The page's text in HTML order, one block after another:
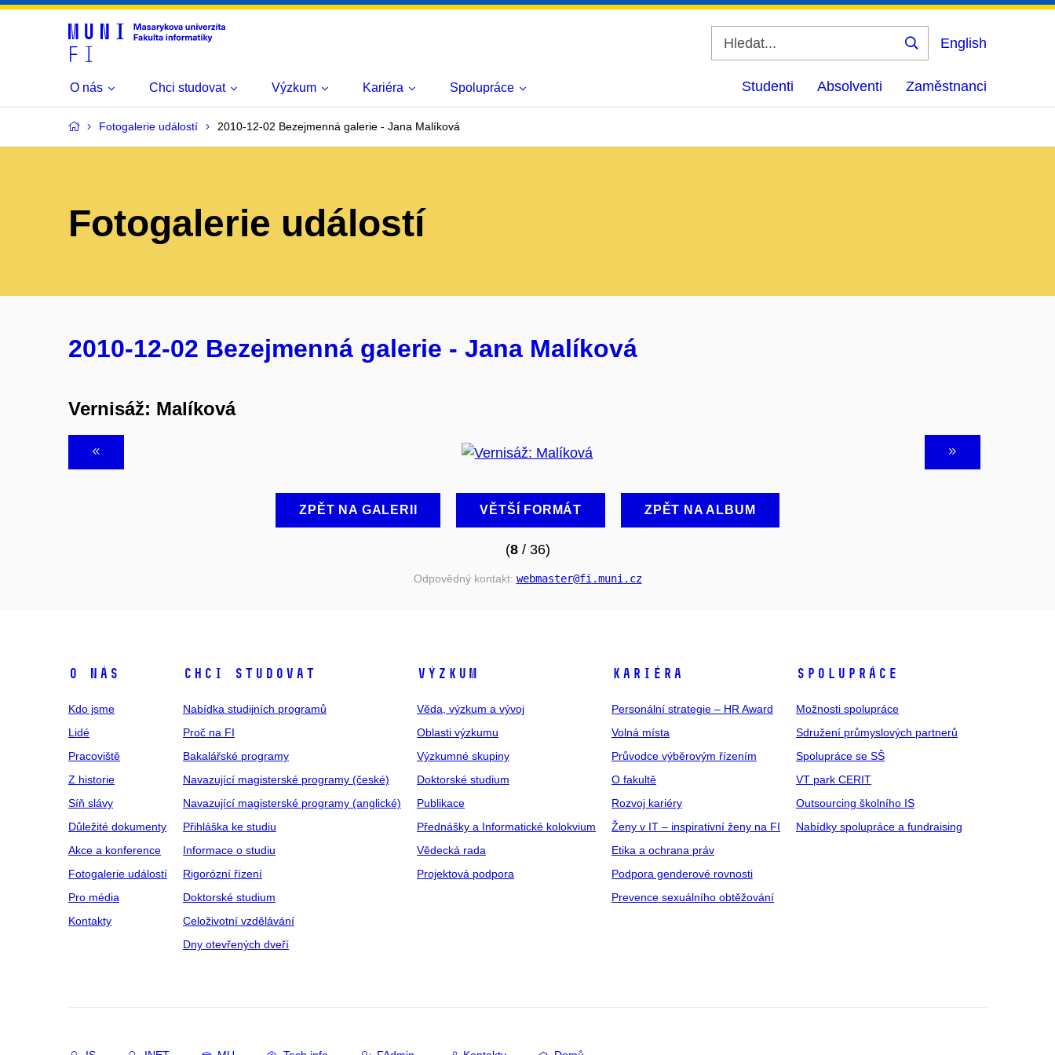
Vyhledat
English
O nás Chci studovat Výzkum Kariéra Spolupráce Studenti Absolventi Zaměstnanci
Fotogalerie událostí 2010-12-02 Bezejmenná galerie - Jana Malíková
Fotogalerie událostí
2010-12-02 Bezejmenná galerie - Jana Malíková
Vernisáž: Malíková
ZPĚT NA GALERII VĚTŠÍ FORMÁT ZPĚT NA ALBUM
(8/ 36)
Odpovědný kontakt: webmaster@fi .muni .cz
O NÁS
Kdo jsme
Lidé
Pracoviště
Z historie
Síň slávy
Důležité dokumenty
Akce a konference
Fotogalerie událostí
Pro média
Kontakty
CHCI STUDOVAT
Nabídka studijních programů
Proč na FI
Bakalářské programy
Navazující magisterské programy (české)
Navazující magisterské programy (anglické)
Přihláška ke studiu
Informace o studiu
Rigorózní řízení
Doktorské studium
Celoživotní vzdělávání
Dny otevřených dveří
VÝZKUM
Věda, výzkum a vývoj
Oblasti výzkumu
Výzkumné skupiny
Doktorské studium
Publikace
Přednášky a Informatické kolokvium
Vědecká rada
Projektová podpora
KARIÉRA
Personální strategie – HR Award
Volná místa
Průvodce výběrovým řízením
O fakultě
Rozvoj kariéry
Ženy v IT – inspirativní ženy na FI
Etika a ochrana práv
Podpora genderové rovnosti
Prevence sexuálního obtěžování
SPOLUPRÁCE
Možnosti spolupráce
Sdružení průmyslových partnerů
Spolupráce se SŠ
VT park CERIT
Outsourcing školního IS
Nabídky spolupráce a fundraising